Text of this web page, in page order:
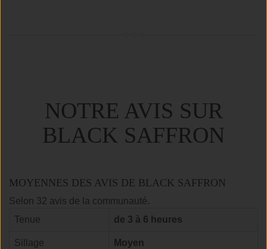
NOTRE AVIS SUR
BLACK SAFFRON
MOYENNES DES AVIS DE BLACK SAFFRON
Selon 32 avis de la communauté.
Tenue
de 3 à 6 heures
Sillage Moyen